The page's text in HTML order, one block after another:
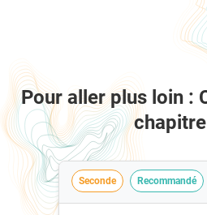
Pour aller plus loin :
Seconde Recommandé